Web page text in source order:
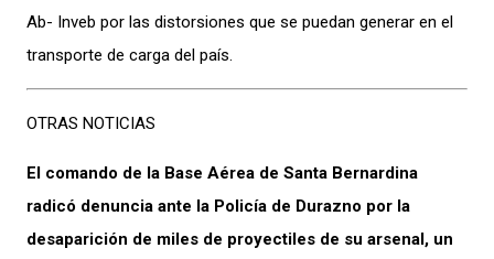
Ab- Inveb por las distorsiones que se puedan generar en el
transporte de carga del país.
OTRAS NOTICIAS
El comando de la Base Aérea de Santa Bernardina
radicó denuncia ante la Policía de Durazno por la
desaparición de miles de proyectiles de su arsenal, un